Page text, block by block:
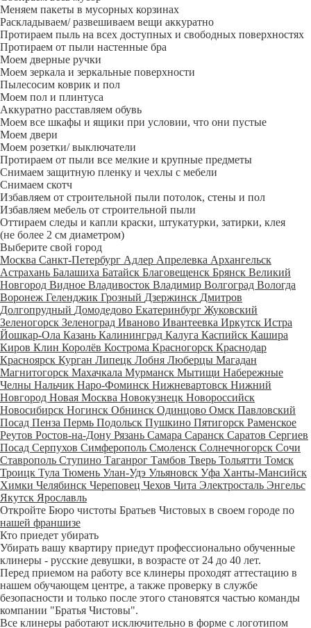
Меняем пакеты в мусорных корзинах
Раскладываем/ развешиваем вещи аккуратно
Протираем пыль на всех доступных и свободных поверхностях
Протираем от пыли настенные бра
Моем дверные ручки
Моем зеркала и зеркальные поверхности
Пылесосим коврик и пол
Моем пол и плинтуса
Аккуратно расставляем обувь
Моем все шкафы и ящики при условии, что они пустые
Моем двери
Моем розетки/ выключатели
Протираем от пыли все мелкие и крупные предметы
Снимаем защитную пленку и чехлы с мебели
Снимаем скотч
Избавляем от строительной пыли потолок, стены и пол
Избавляем мебель от строительной пыли
Оттираем следы и капли краски, штукатурки, затирки, клея
(не более 2 см диаметром)
Выберите свой город
Москва Санкт-Петербург Адлер Апрелевка Архангельск
Астрахань Балашиха Батайск Благовещенск Брянск Великий
Новгород Видное Владивосток Владимир Волгоград Вологда
Воронеж Геленджик Грозный Дзержинск Дмитров
Долгопрудный Домодедово Екатеринбург Жуковский
Зеленогорск Зеленоград Иваново Ивантеевка Иркутск Истра
Йошкар-Ола Казань Калининград Калуга Каспийск Кашира
Киров Клин Королёв Кострома Красногорск Краснодар
Красноярск Курган Липецк Лобня Люберцы Магадан
Магнитогорск Махачкала Мурманск Мытищи Набережные
Челны Нальчик Наро-Фоминск Нижневартовск Нижний
Новгород Новая Москва Новокузнецк Новороссийск
Новосибирск Ногинск Обнинск Одинцово Омск Павловский
Посад Пенза Пермь Подольск Пушкино Пятигорск Раменское
Реутов Ростов-на-Дону Рязань Самара Саранск Саратов Сергиев
Посад Серпухов Симферополь Смоленск Солнечногорск Сочи
Ставрополь Ступино Таганрог Тамбов Тверь Тольятти Томск
Троицк Тула Тюмень Улан-Удэ Ульяновск Уфа Ханты-Мансийск
Химки Челябинск Череповец Чехов Чита Электросталь Энгельс
Якутск Ярославль
Откройте Бюро чистоты Братьев Чистовых в своем городе по
нашей франшизе
Кто приедет убирать
Убирать вашу квартиру приедут профессионально обученные
клинеры - русские девушки, в возрасте от 24 до 40 лет.
Перед приемом на работу все клинеры проходят аттестацию в
нашем обучающем центре, а также проверку в службе
безопасности и только после этого становятся частью команды
компании "Братья Чистовы".
Все клинеры работают исключительно в форме с логотипом